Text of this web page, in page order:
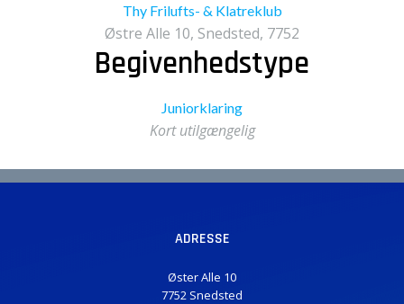
Thy Frilufts- & Klatreklub
Østre Alle 10, Snedsted, 7752
Begivenhedstype
Juniorklaring
Kort utilgængelig
ADRESSE
Øster Alle 10
7752 Snedsted